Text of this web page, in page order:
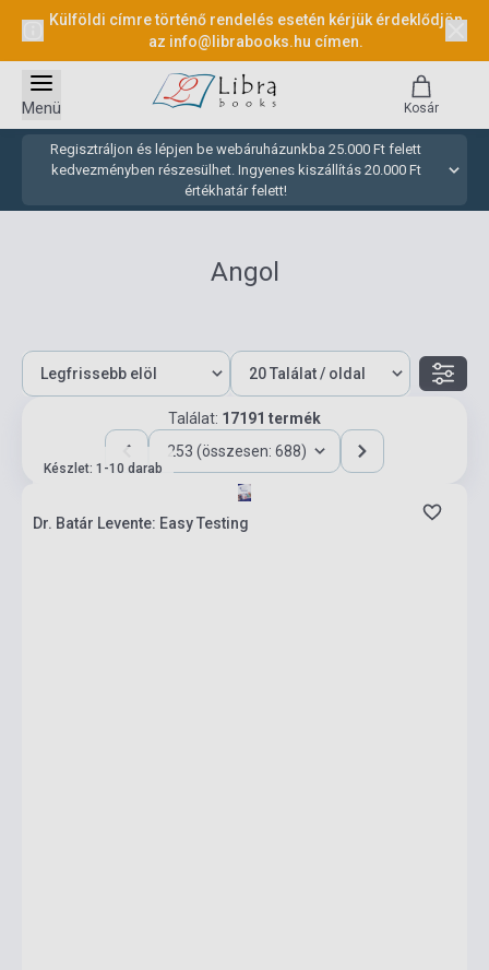
Külföldi címre történő rendelés esetén kérjük érdeklődjön
az info@librabooks.hu címen.
Regisztráljon és lépjen be webáruházunkba 25.000 Ft felett
kedvezményben részesülhet. Ingyenes kiszállítás 20.000 Ft
értékhatár felett!
Menü Kosár
Angol
Találat: 17191 termék
253 (összesen: 688)
Készlet: 1-10 darab
Dr. Batár Levente: Easy Testing